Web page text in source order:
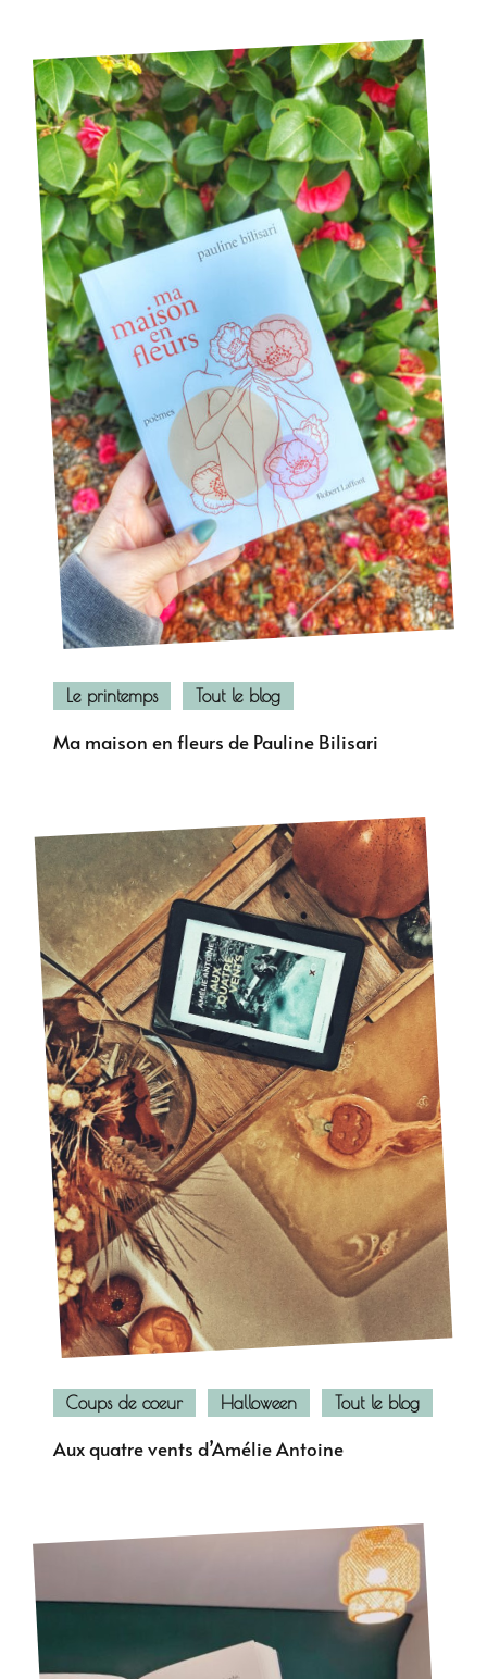
Le printemps Tout le blog
Ma maison en fleurs de Pauline Bilisari
Coups de coeur Halloween Tout le blog
Aux quatre vents d’Amélie Antoine